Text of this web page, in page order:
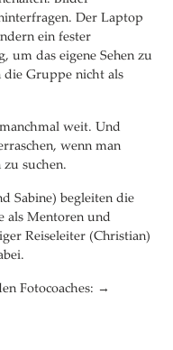
Der Laptop
ein fester
um das eigene Sehen zu
die Gruppe nicht als
weit. Und
wenn man
zu suchen.
Sabine) begleiten die
als Mentoren und
Reiseleiter (Christian)
Fotocoaches: →